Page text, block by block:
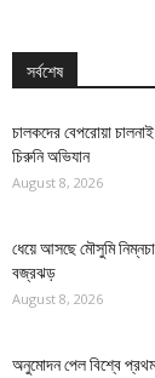
সর্বশেষ
চালকদের বেপরোয়া
চিরুনি অভিযান
August 8, 2026
ধেয়ে আসছে মৌসুমি
বজ্রঝড়
August 8, 2026
অনুমোদন পেল বিশ্বে